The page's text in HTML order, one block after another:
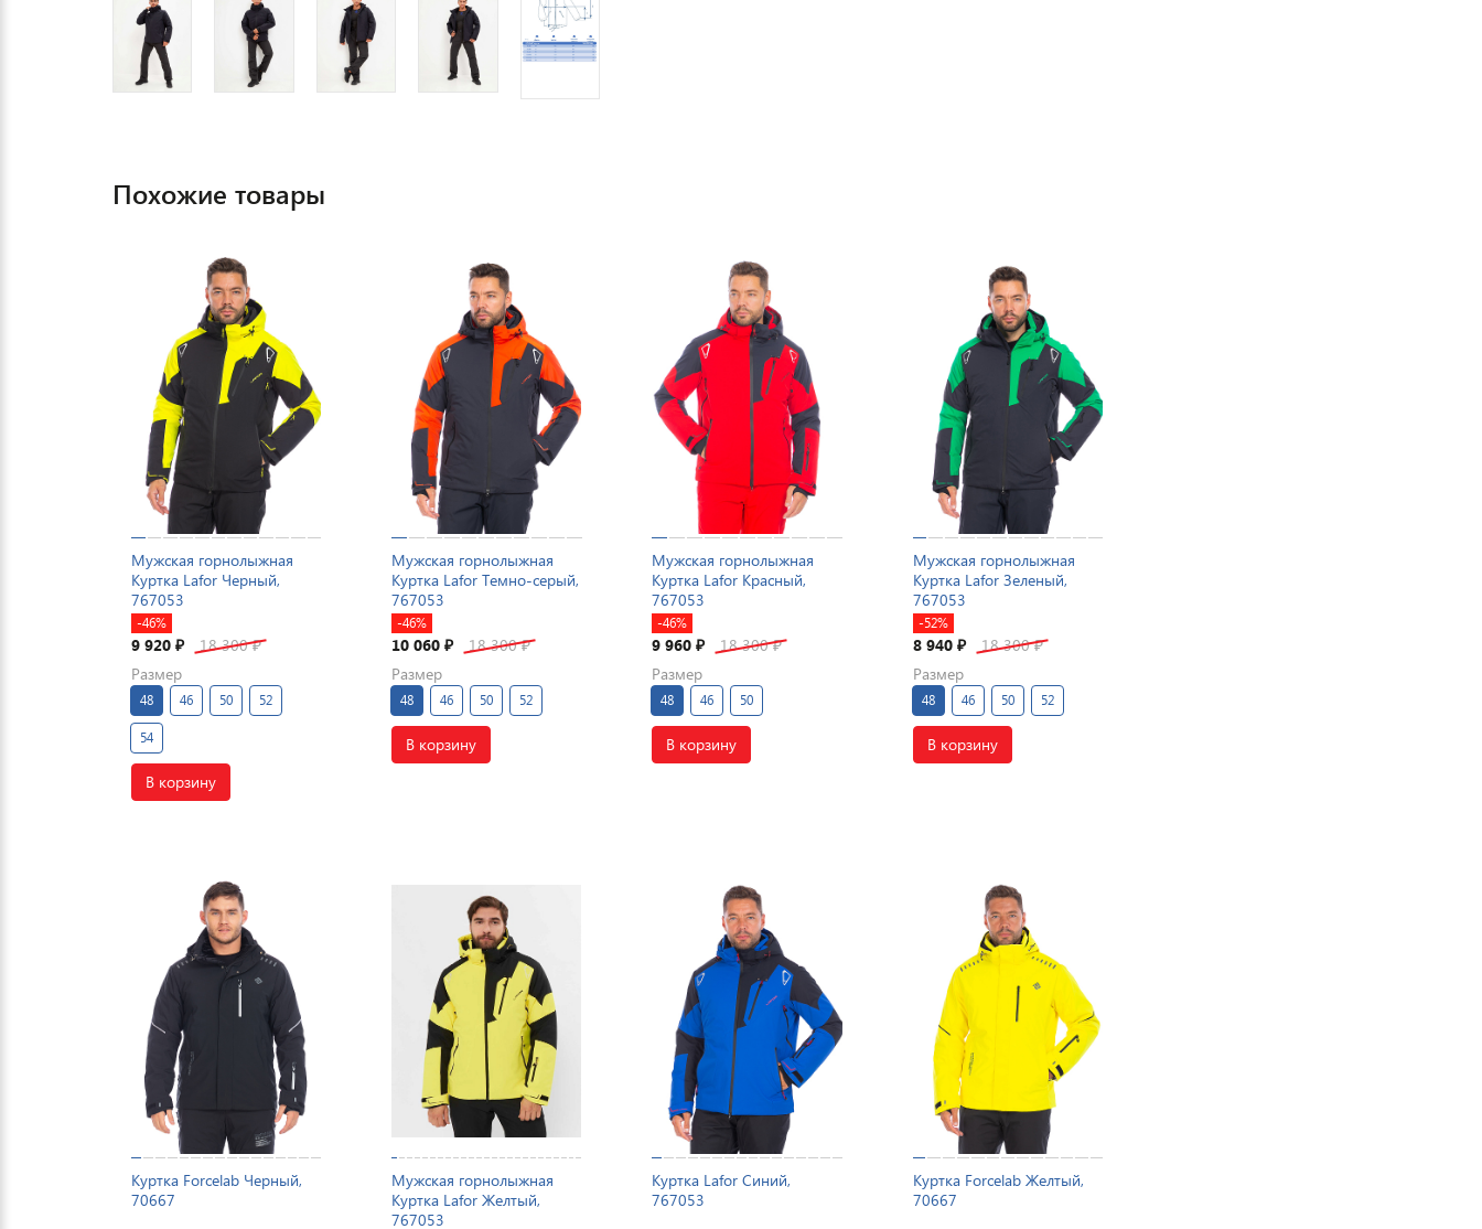
Похожие товары
Мужская горнолыжная
Куртка Lafor Черный,
767053
-46%
9 920 ₽ 18 300₽
Размер
48 46 50 52
54
В корзину
Мужская горнолыжная
Куртка Lafor Темно-серый,
767053
-46%
10 060₽ 18 300₽
Размер
48 46 50 52
В корзину
Мужская горнолыжная
Куртка Lafor Красный,
767053
-46%
9 960₽ 18 300₽
Размер
48 46 50
В корзину
Мужская горнолыжная
Куртка Lafor Зеленый,
767053
-52%
8 940 ₽ 18 300₽
Размер
48 46 50 52
В корзину
Куртка Forcelab Черный,
70667
Мужская горнолыжная
Куртка Lafor Желтый,
767053
Куртка Lafor Синий,
767053
Куртка Forcelab Желтый,
70667